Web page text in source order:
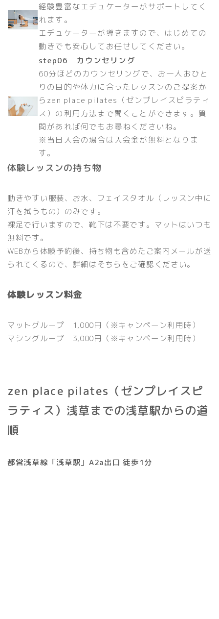
経験豊富なエデュケーターがサポートしてく
れます。
エデュケーターが導きますので、はじめての
動きでも安心してお任せしてください。
step06 カウンセリング
60分ほどのカウンセリングで、お一人おひと
りの目的や体力に合ったレッスンのご提案か
らzen place pilates（ゼンプレイスピラティ
ス）の利用方法まで聞くことができます。質
問があれば何でもお尋ねくださいね。
※当日入会の場合は入会金が無料となりま
す。
体験レッスンの持ち物
動きやすい服装、お水、フェイスタオル（レッスン中に
汗を拭うもの）のみです。
裸足で行いますので、靴下は不要です。マットはいつも
無料です。
WEBから体験予約後、持ち物も含めたご案内メールが送
られてくるので、詳細はそちらをご確認ください。
体験レッスン料金
マットグループ 1,000円 （※キャンペーン利用時）
マシングループ 3,000円 （※キャンペーン利用時）
zen place pilates（ゼンプレイスピ
ラティス）浅草までの浅草駅からの道
順
都営浅草線「浅草駅」A2a出口 徒歩1分